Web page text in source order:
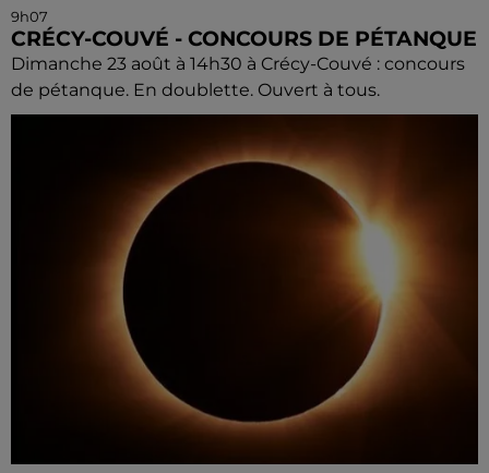
9h07
CRÉCY-COUVÉ - CONCOURS DE PÉTANQUE
Dimanche 23 août à 14h30 à Crécy-Couvé : concours
de pétanque. En doublette. Ouvert à tous.